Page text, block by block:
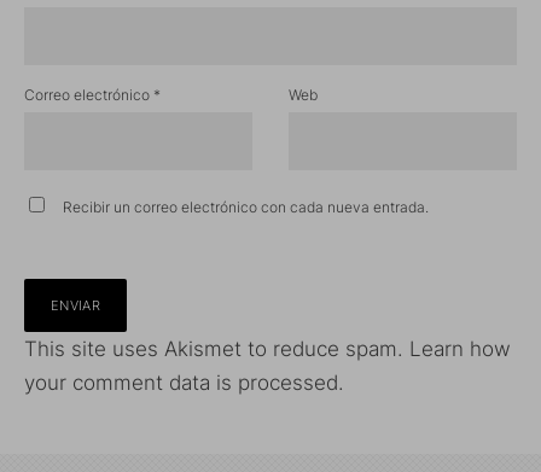
Correo electrónico * Web
Recibir un correo electrónico con cada nueva entrada.
This site uses Akismet to reduce spam. Learn how
your comment data is processed.